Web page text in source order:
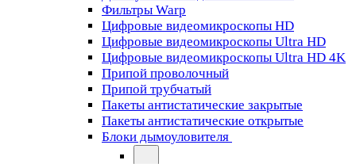
Фильтры Warp
Цифровые видеомикроскопы HD
Цифровые видеомикроскопы Ultra HD
Цифровые видеомикроскопы Ultra HD 4K
Припой проволочный
Припой трубчатый
Пакеты антистатические закрытые
Пакеты антистатические открытые
Блоки дымоуловителя